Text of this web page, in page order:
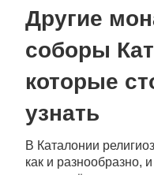
Другие
соборы
которые
узнать
В Каталонии
как и разнообразно,